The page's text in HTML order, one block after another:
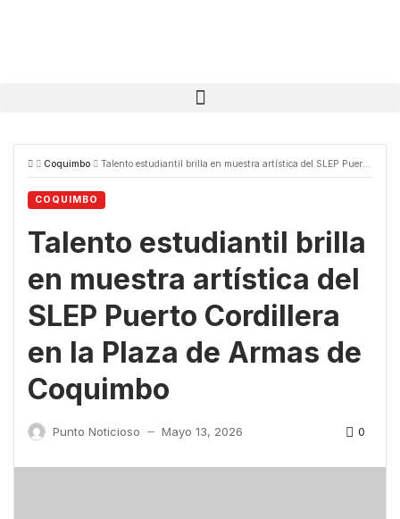
Coquimbo Talento estudiantil brilla en muestra artística del SLEP Puerto Cordillera en la Plaza de Armas de Coquimbo
COQUIMBO
Talento estudiantil brilla
en muestra artística del
SLEP Puerto Cordillera
en la Plaza de Armas de
Coquimbo
Punto Noticioso — Mayo 13, 2026 0